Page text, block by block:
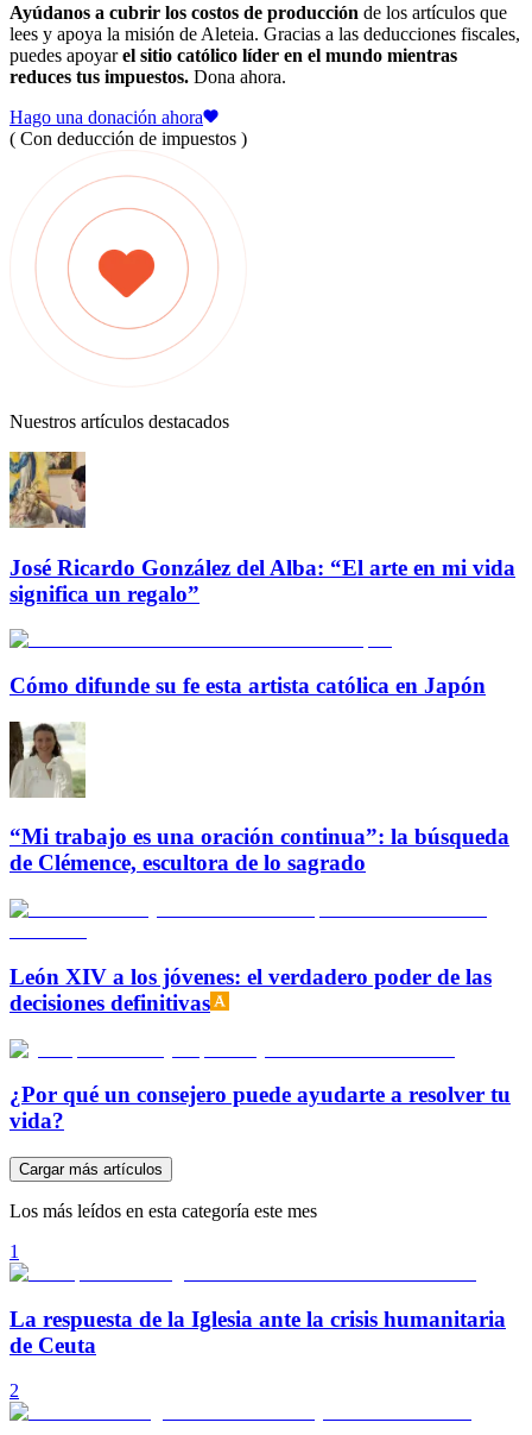
Ayúdanos a cubrir los costos de producción de los artículos que
lees y apoya la misión de Aleteia. Gracias a las deducciones fiscales,
puedes apoyarel sitio católico líder en el mundo mientras
reduces tus impuestos. Dona ahora.
Hago una donación ahora
( Con deducción de impuestos )
Nuestros artículos destacados
José Ricardo González del Alba: “El arte en mi vida
significa un regalo”
Cómo difunde su fe esta artista católica en Japón
“Mi trabajo es una oración continua”: la búsqueda
de Clémence, escultora de lo sagrado
León XIV a los jóvenes: el verdadero poder de las
decisiones definitivas
¿Por qué un consejero puede ayudarte a resolver tu
vida?
Cargar más artículos
Los más leídos en esta categoría este mes
1
La respuesta de la Iglesia ante la crisis humanitaria
de Ceuta
2